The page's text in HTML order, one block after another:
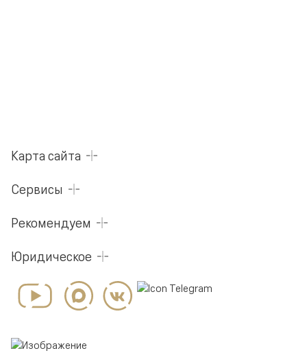
Карта сайта
Сервисы
Рекомендуем
Юридическое